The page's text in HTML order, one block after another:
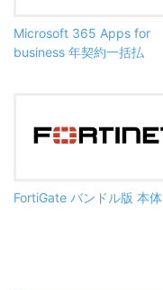
Microsoft 365 Apps for
business 年契約一括払
FortiGate バンドル版 本体